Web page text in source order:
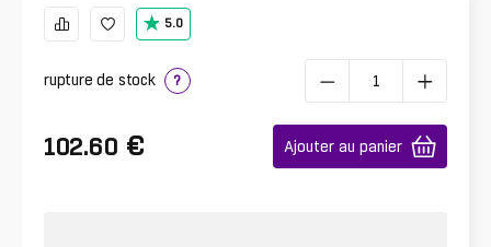
5.0
rupture de stock ?
102.60 € Ajouter au panier